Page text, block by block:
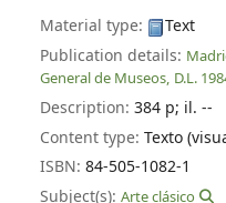
Material type:
Text
Publication details:
General de Museos, D.L.
Description:384 p; il. --
Content type:Texto
ISBN:84-505-1082-1
Subject(s):Arte clásico